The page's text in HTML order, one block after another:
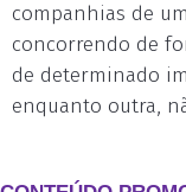
companhias de
concorrendo de
de determinado
enquanto outra,